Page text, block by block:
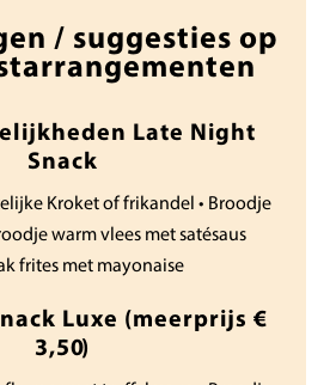
/ suggesties op
Late Night
Snack
Kroket of frikandel • Broodje
warm vlees met satésaus
frites met mayonaise
Luxe (meerprijs €
3,50)